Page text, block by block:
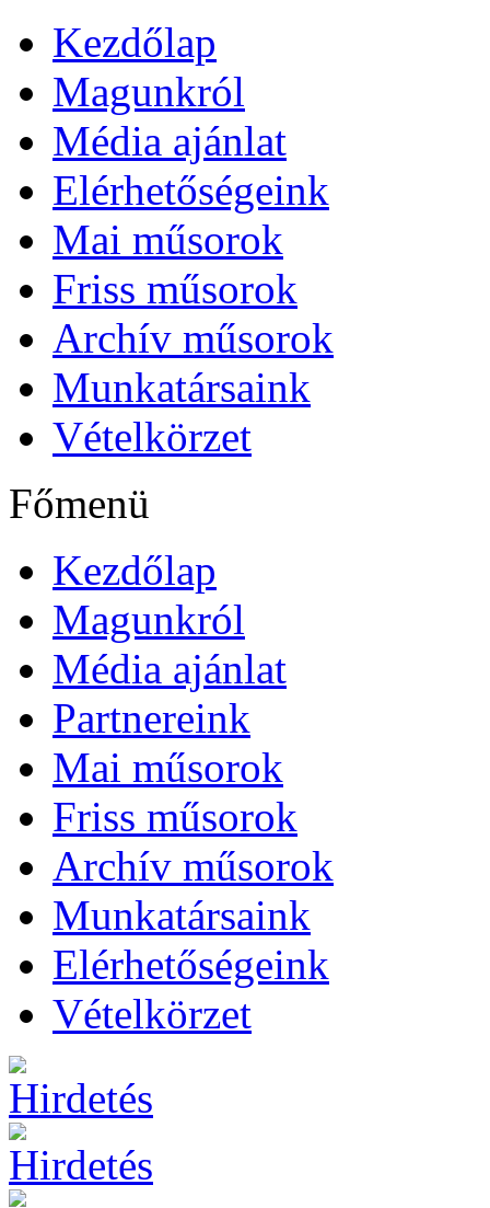
Kezdőlap
Magunkról
Média ajánlat
Elérhetőségeink
Mai műsorok
Friss műsorok
Archív műsorok
Munkatársaink
Vételkörzet
Főmenü
Kezdőlap
Magunkról
Média ajánlat
Partnereink
Mai műsorok
Friss műsorok
Archív műsorok
Munkatársaink
Elérhetőségeink
Vételkörzet